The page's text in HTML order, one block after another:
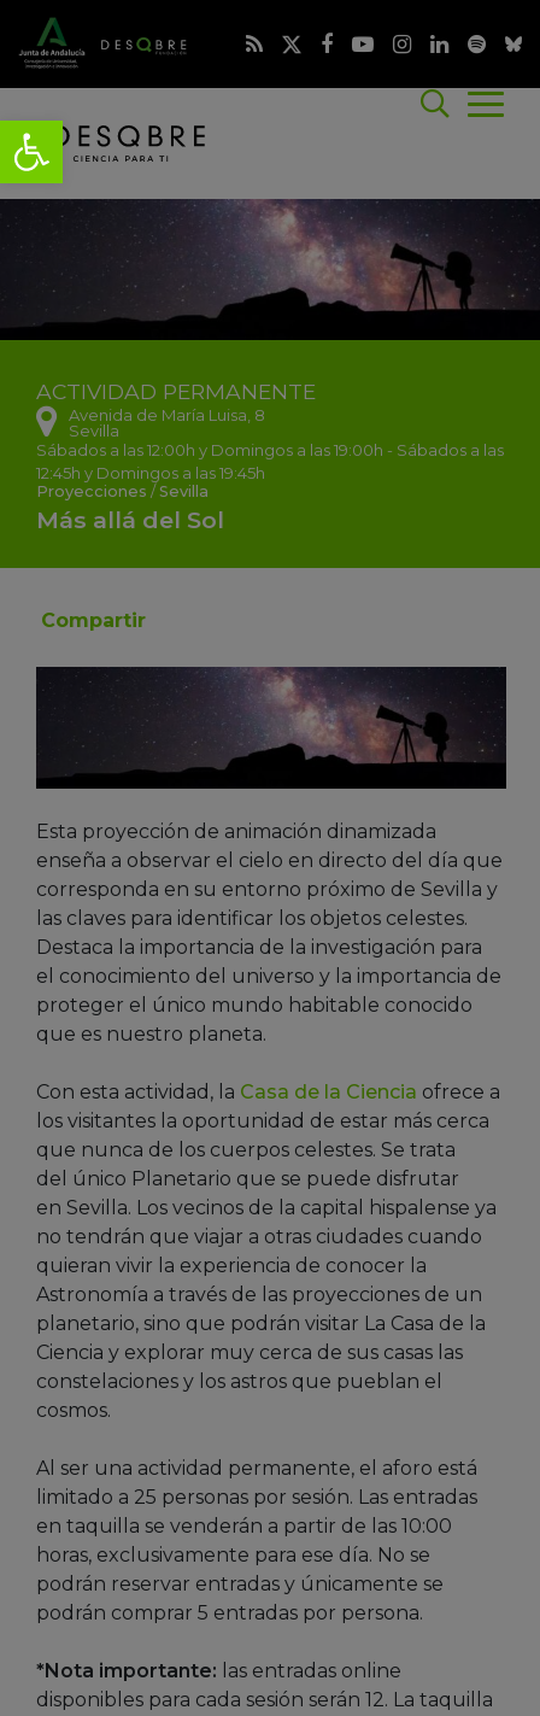
ACTIVIDAD PERMANENTE
Avenida de María Luisa, 8
Sevilla
Sábados a las 12:00h y Domingos a las 19:00h - Sábados a las
12:45h y Domingos a las 19:45h
Proyecciones /Sevilla
Más allá del Sol
Compartir
Esta proyección de animación dinamizada
enseña a observar el cielo en directo del día que
corresponda en su entorno próximo de Sevilla y
las claves para identificar los objetos celestes.
Destaca la importancia de la investigación para
el conocimiento del universo y la importancia de
proteger el único mundo habitable conocido
que es nuestro planeta.
Con esta actividad, la Casa de la Ciencia ofrece a
los visitantes la oportunidad de estar más cerca
que nunca de los cuerpos celestes. Se trata
del único Planetario que se puede disfrutar
en Sevilla. Los vecinos de la capital hispalense ya
no tendrán que viajar a otras ciudades cuando
quieran vivir la experiencia de conocer la
Astronomía a través de las proyecciones de un
planetario, sino que podrán visitar La Casa de la
Ciencia y explorar muy cerca de sus casas las
constelaciones y los astros que pueblan el
cosmos.
Al ser una actividad permanente, el aforo está
limitado a 25 personas por sesión. Las entradas
en taquilla se venderán a partir de las 10:00
horas, exclusivamente para ese día. No se
podrán reservar entradas y únicamente se
podrán comprar 5 entradas por persona.
*Nota importante: las entradas online
disponibles para cada sesión serán 12. La taquilla